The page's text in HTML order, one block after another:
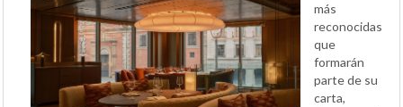
más
reconocidas
que
formarán
parte de su
carta,